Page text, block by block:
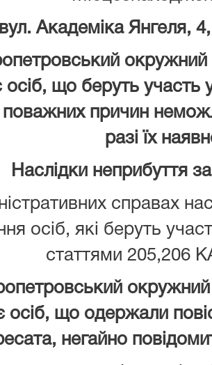
вул. Академіка Янгеля,
окружний
що беруть участь
поважних причин
разі їх
Наслідки неприбуття
справах
осіб, які беруть
статтями 205,206
осіб, що одержали
негайно